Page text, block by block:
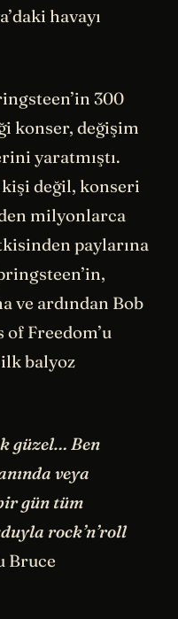
havayı
300
konser, değişim
yaratmıştı.
değil, konseri
milyonlarca
paylarına
ve ardından Bob
of Freedom’u
balyoz
güzel… Ben
veya
gün tüm
rock’n’roll
Bruce